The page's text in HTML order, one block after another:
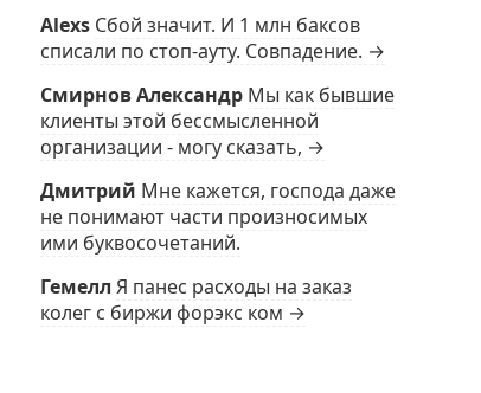
Alexs Сбой значит. И 1 млн баксов
списали по стоп-ауту. Совпадение. →
Смирнов Александр Мы как бывшие
клиенты этой бессмысленной
организации - могу сказать, →
Дмитрий Мне кажется, господа даже
не понимают части произносимых
ими буквосочетаний.
Гемелл Я панес расходы на заказ
колег с биржи форэкс ком →